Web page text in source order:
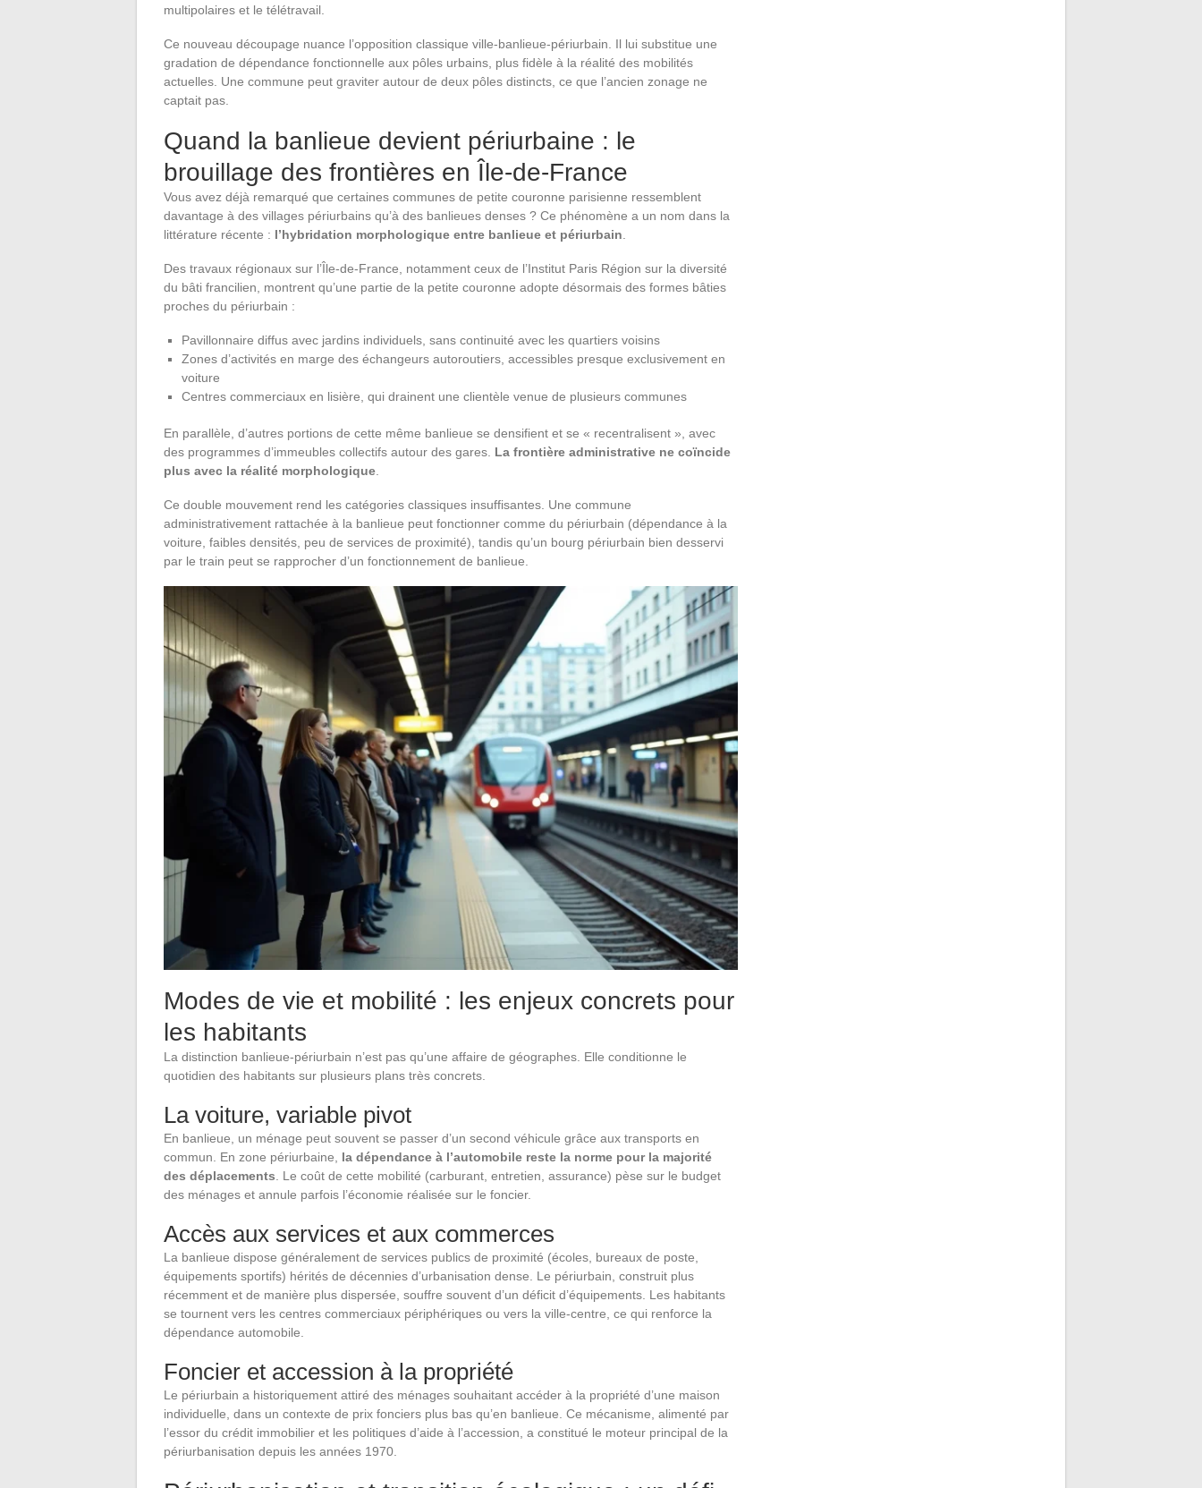
multipolaires et le télétravail.
Ce nouveau découpage nuance l’opposition classique ville-banlieue-périurbain. Il lui substitue une
gradation de dépendance fonctionnelle aux pôles urbains, plus fidèle à la réalité des mobilités
actuelles. Une commune peut graviter autour de deux pôles distincts, ce que l’ancien zonage ne
captait pas.
Quand la banlieue devient périurbaine : le
brouillage des frontières en Île-de-France
Vous avez déjà remarqué que certaines communes de petite couronne parisienne ressemblent
davantage à des villages périurbains qu’à des banlieues denses ? Ce phénomène a un nom dans la
littérature récente : l’hybridation morphologique entre banlieue et périurbain.
Des travaux régionaux sur l’Île-de-France, notamment ceux de l’Institut Paris Région sur la diversité
du bâti francilien, montrent qu’une partie de la petite couronne adopte désormais des formes bâties
proches du périurbain :
Pavillonnaire diffus avec jardins individuels, sans continuité avec les quartiers voisins
Zones d’activités en marge des échangeurs autoroutiers, accessibles presque exclusivement en
voiture
Centres commerciaux en lisière, qui drainent une clientèle venue de plusieurs communes
En parallèle, d’autres portions de cette même banlieue se densifient et se « recentralisent », avec
des programmes d’immeubles collectifs autour des gares. La frontière administrative ne coïncide
plus avec la réalité morphologique.
Ce double mouvement rend les catégories classiques insuffisantes. Une commune
administrativement rattachée à la banlieue peut fonctionner comme du périurbain (dépendance à la
voiture, faibles densités, peu de services de proximité), tandis qu’un bourg périurbain bien desservi
par le train peut se rapprocher d’un fonctionnement de banlieue.
Modes de vie et mobilité : les enjeux concrets pour
les habitants
La distinction banlieue-périurbain n’est pas qu’une affaire de géographes. Elle conditionne le
quotidien des habitants sur plusieurs plans très concrets.
La voiture, variable pivot
En banlieue, un ménage peut souvent se passer d’un second véhicule grâce aux transports en
commun. En zone périurbaine, la dépendance à l’automobile reste la norme pour la majorité
des déplacements . Le coût de cette mobilité (carburant, entretien, assurance) pèse sur le budget
des ménages et annule parfois l’économie réalisée sur le foncier.
Accès aux services et aux commerces
La banlieue dispose généralement de services publics de proximité (écoles, bureaux de poste,
équipements sportifs) hérités de décennies d’urbanisation dense. Le périurbain, construit plus
récemment et de manière plus dispersée, souffre souvent d’un déficit d’équipements. Les habitants
se tournent vers les centres commerciaux périphériques ou vers la ville-centre, ce qui renforce la
dépendance automobile.
Foncier et accession à la propriété
Le périurbain a historiquement attiré des ménages souhaitant accéder à la propriété d’une maison
individuelle, dans un contexte de prix fonciers plus bas qu’en banlieue. Ce mécanisme, alimenté par
l’essor du crédit immobilier et les politiques d’aide à l’accession, a constitué le moteur principal de la
périurbanisation depuis les années 1970.